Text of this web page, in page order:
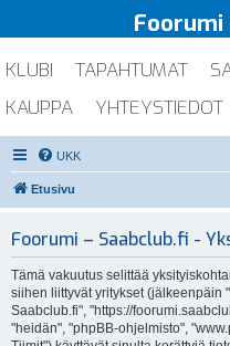
Foorumi
KLUBI TAPAHTUMAT
KAUPPA
YHTEYSTIEDOT
UKK
Etusivu
Foorumi – Saabclub.fi -
Tämä vakuutus selittää
siihen liittyvät yritykset (jälkeenpäin
Saabclub.fi", "https://
"heidän", "phpBB-ohjelmisto",